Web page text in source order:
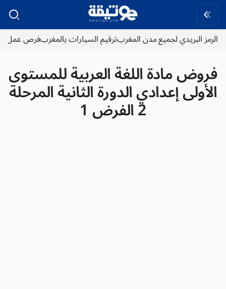
الرمز البريدي لجميع مدن المغربترقيم السيارات بالمغربفرص عمل
فروض مادة اللغة العربية للمستوى
الأولى إعدادي الدورة الثانية المرحلة
2 الفرض 1